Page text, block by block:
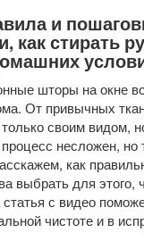
и
как стирать
шторы на окне
От привычных
своим видом,
несложен, но
как
выбрать для этого,
с видео
чистоте и в